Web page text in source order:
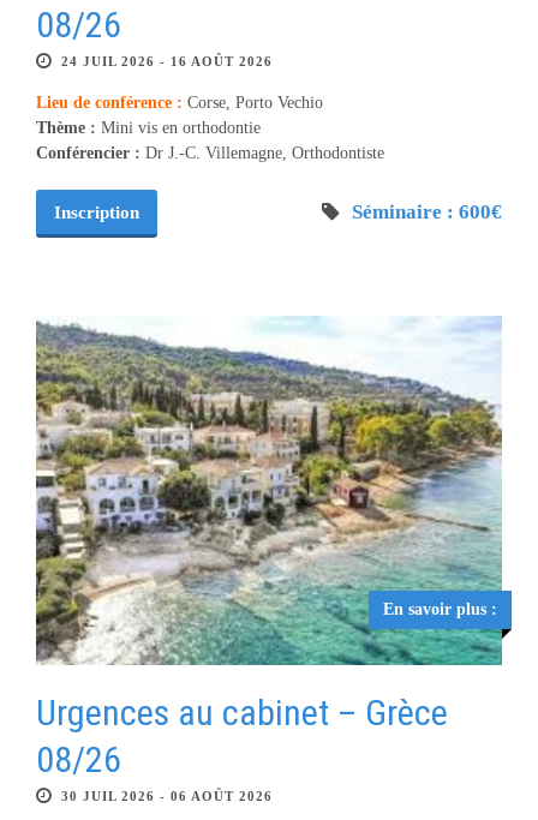
08/26
24 JUIL 2026 - 16 AOÛT 2026
Lieu de conférence : Corse, Porto Vechio
Thème : Mini vis en orthodontie
Conférencier : Dr J.-C. Villemagne, Orthodontiste
Inscription Séminaire : 600€
En savoir plus :
Urgences au cabinet – Grèce
08/26
30 JUIL 2026 - 06 AOÛT 2026